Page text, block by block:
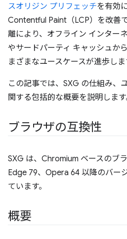
スオリジン プリフェッチを有効
Contentful Paint（LCP）を改善
離により、オフライン インター
やサードパーティ キャッシュか
まざまなユースケースが進歩しま
この記事では、SXG の仕組み、
関する包括的な概要を説明します
ブラウザの互換性
SXG は、Chromium ベースのブ
Edge 79、Opera 64 以降のバー
ています。
概要